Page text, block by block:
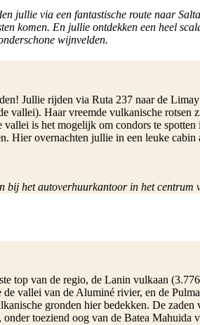
jullie via een fantastische route naar
komen. En jullie ontdekken een heel
wijnvelden.
Jullie rijden via Ruta 237 naar de
vallei). Haar vreemde vulkanische rotsen
vallei is het mogelijk om condors te
overnachten jullie in een leuke cabin
bij het autoverhuurkantoor in het centrum
top van de regio, de Lanin vulkaan
vallei van de Aluminé rivier, en de
gronden hier bedekken. De
toeziend oog van de Batea Mahuida